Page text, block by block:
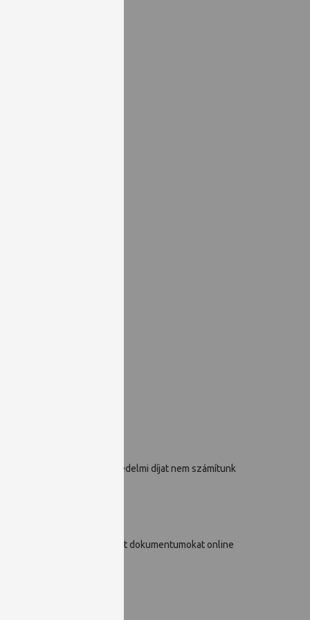
a zárvatartás idejére késedelmi díjat nem számítunk
elérhetővé tesszük. A kért dokumentumokat online